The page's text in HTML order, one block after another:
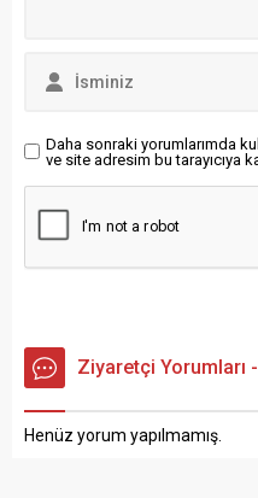
Daha sonraki yorumlarımda
ve site adresim bu tarayıcıya
Ziyaretçi Yorumları
Henüz yorum yapılmamış.